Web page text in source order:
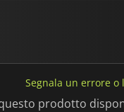
Segnala un errore o
prodotto